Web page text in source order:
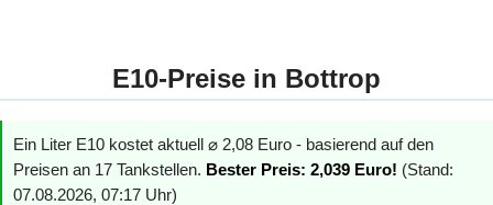
E10-Preise in Bottrop
Ein Liter E10 kostet aktuell ⌀ 2,08 Euro - basierend auf den
Preisen an 17 Tankstellen. Bester Preis: 2,039 Euro! (Stand:
07.08.2026, 07:17 Uhr)